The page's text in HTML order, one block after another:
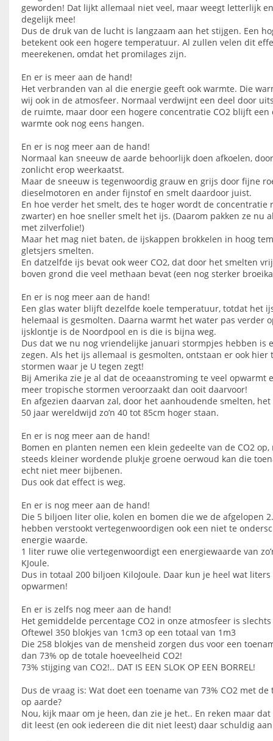
geworden! Dat lijkt allemaal niet veel, maar weegt letterlijk
degelijk mee!
Dus de druk van de lucht is langzaam aan het stijgen. Een
betekent ook een hogere temperatuur. Al zullen velen dit
meerekenen, omdat het promilages zijn.
En er is meer aan de hand!
Het verbranden van al die energie geeft ook warmte. Die
wij ook in de atmosfeer. Normaal verdwijnt een deel door
de ruimte, maar door een hogere concentratie CO2 blijft een
warmte ook nog eens hangen.
En er is nog meer aan de hand!
Normaal kan sneeuw de aarde behoorlijk doen afkoelen,
zonlicht erop weerkaatst.
Maar de sneeuw is tegenwoordig grauw en grijs door fijne
dieselmotoren en ander fijnstof en smelt daardoor juist.
En hoe verder het smelt, des te hoger wordt de concentratie
zwarter) en hoe sneller smelt het ijs. (Daarom pakken ze nu
met zilverfolie!)
Maar het mag niet baten, de ijskappen brokkelen in hoog
gletsjers smelten.
En datzelfde ijs bevat ook weer CO2, dat door het smelten
boven grond die veel methaan bevat (een nog sterker
En er is nog meer aan de hand!
Een glas water blijft dezelfde koele temperatuur, totdat het
helemaal is gesmolten. Daarna warmt het water pas verder
ijsklontje is de Noordpool en is die is bijna weg.
Dus dat we nu nog vriendelijke januari stormpjes hebben is
zegen. Als het ijs allemaal is gesmolten, ontstaan er ook hier
stormen waar je U tegen zegt!
Bij Amerika zie je al dat de oceaanstroming te veel opwarmt
meer tropische stormen veroorzaakt dan ooit daarvoor!
En afgezien daarvan zal, door het aanhoudende smelten,
50 jaar wereldwijd zo’n 40 tot 85cm hoger staan.
En er is nog meer aan de hand!
Bomen en planten nemen een klein gedeelte van de CO2 op,
steeds kleiner wordende plukje groene oerwoud kan die
echt niet meer bijbenen.
Dus ook dat effect is weg.
En er is nog meer aan de hand!
Die 5 biljoen liter olie, kolen en bomen die we de afgelopen
hebben verstookt vertegenwoordigen ook een niet te
energie waarde.
1 liter ruwe olie vertegenwoordigt een energiewaarde van
KJoule.
Dus in totaal 200 biljoen KiloJoule. Daar kun je heel wat
opwarmen!
En er is zelfs nog meer aan de hand!
Het gemiddelde percentage CO2 in onze atmosfeer is slechts
Oftewel 350 blokjes van 1cm3 op een totaal van 1m3
Die 258 blokjes van de mensheid zorgen dus voor een
dan 73% op de totale hoeveelheid CO2!
73% stijging van CO2!.. DAT IS EEN SLOK OP EEN BORREL!
Dus de vraag is: Wat doet een toename van 73% CO2 met
op aarde?
Nou, kijk maar om je heen, dan zie je het.. En reken maar
dit leest (en ook iedereen die dit niet leest) daar schuldig